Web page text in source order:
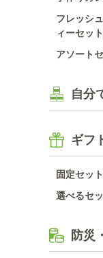
フレッシ
ィーセット
アソート
自分
ギフ
固定セット
選べるセ
防災